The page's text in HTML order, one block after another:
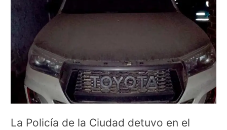
La Policía de la Ciudad detuvo en el